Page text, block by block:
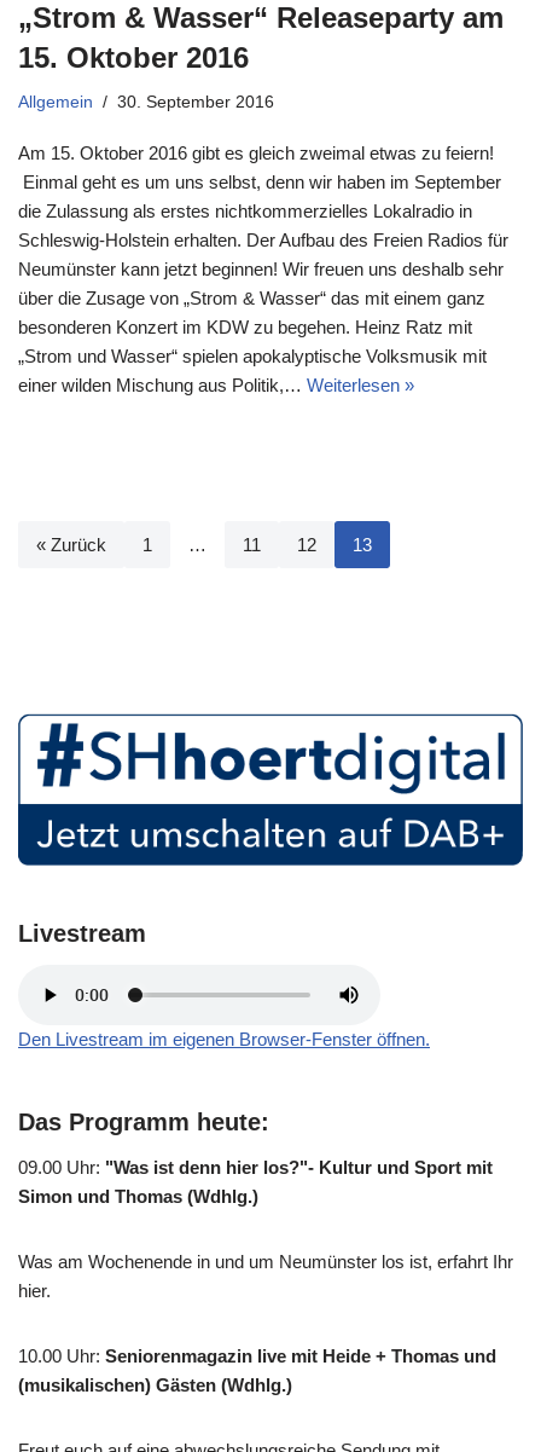
„Strom & Wasser“ Releaseparty am
15. Oktober 2016
Allgemein 30. September 2016
Am 15. Oktober 2016 gibt es gleich zweimal etwas zu feiern!
Einmal geht es um uns selbst, denn wir haben im September
die Zulassung als erstes nichtkommerzielles Lokalradio in
Schleswig-Holstein erhalten. Der Aufbau des Freien Radios für
Neumünster kann jetzt beginnen! Wir freuen uns deshalb sehr
über die Zusage von „Strom & Wasser“ das mit einem ganz
besonderen Konzert im KDW zu begehen. Heinz Ratz mit
„Strom und Wasser“ spielen apokalyptische Volksmusik mit
einer wilden Mischung aus Politik,… Weiterlesen »
« Zurück 1 … 11 12 13
Livestream
Den Livestream im eigenen Browser-Fenster öffnen.
Das Programm heute:
09.00 Uhr: "Was ist denn hier los?"- Kultur und Sport mit
Simon und Thomas (Wdhlg.)
Was am Wochenende in und um Neumünster los ist, erfahrt Ihr
hier.
10.00 Uhr: Seniorenmagazin live mit Heide + Thomas und
(musikalischen) Gästen (Wdhlg.)